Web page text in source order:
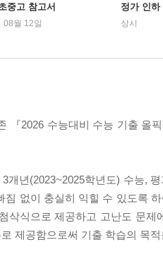
중고 참고서
월 12일
정가 인
상시
2026 수능대비 수능 기출 올
년(2023~2025학년도) 수능,
없이 충실히 익힐 수 있도록
식으로 제공하고 고난도 문제
제공함으로써 기출 학습의 목